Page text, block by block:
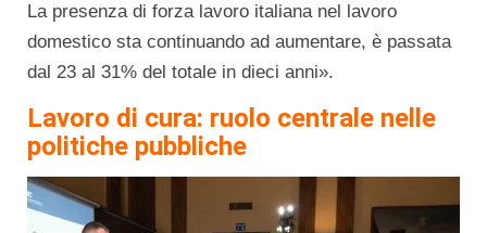
La presenza di forza lavoro italiana nel lavoro
domestico sta continuando ad aumentare, è passata
dal 23 al 31% del totale in dieci anni».
Lavoro di cura: ruolo centrale nelle
politiche pubbliche